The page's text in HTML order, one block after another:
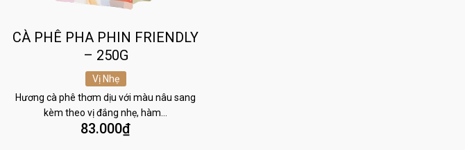
CÀ PHÊ PHA PHIN FRIENDLY
– 250G
Vị Nhẹ
Hương cà phê thơm dịu với màu nâu sang
kèm theo vị đắng nhẹ, hàm…
83.000₫